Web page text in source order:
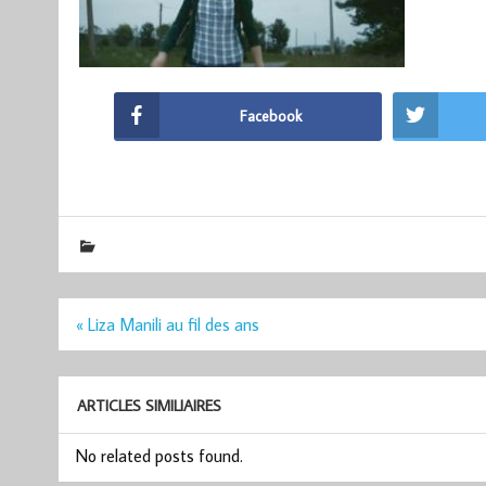
Facebook
Navigation
« Liza Manili au fil des ans
ARTICLES SIMILIAIRES
No related posts found.